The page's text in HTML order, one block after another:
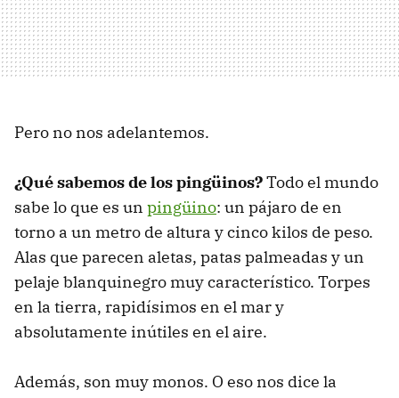
Pero no nos adelantemos.
¿Qué sabemos de los pingüinos?Todo el mundo
sabe lo que es un pingüino: un pájaro de en
torno a un metro de altura y cinco kilos de peso.
Alas que parecen aletas, patas palmeadas y un
pelaje blanquinegro muy característico. Torpes
en la tierra, rapidísimos en el mar y
absolutamente inútiles en el aire.
Además, son muy monos. O eso nos dice la